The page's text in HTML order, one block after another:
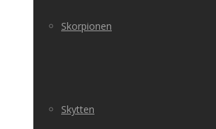
Skorpionen
Skytten